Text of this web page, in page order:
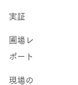
実証
圃場レ
ポート
現場の